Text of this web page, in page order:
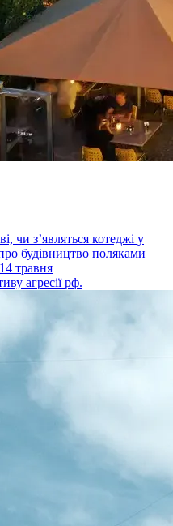
чи з’являться котеджі у
будівництво поляками
травня
агресії рф.